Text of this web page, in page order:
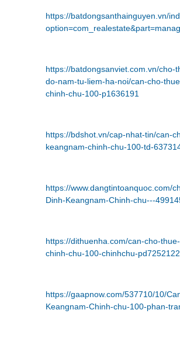
https://batdongsanthainguyen.vn/
https://batdongsanviet.com.vn/
do-nam-tu-liem-ha-noi/can-cho-
chinh-chu-100-p1636191
https://bdshot.vn/cap-nhat-tin/can-
keangnam-chinh-chu-100-td-
https://www.dangtintoanquoc.com/
Dinh-Keangnam-Chinh-chu---
https://dithuenha.com/can-cho-
chinh-chu-100-chinhchu-
https://gaapnow.com/537710/10/
Keangnam-Chinh-chu-100-phan-